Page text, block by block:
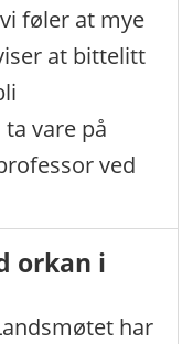
føler at mye
at bittelitt
vare på
ved
orkan i
har